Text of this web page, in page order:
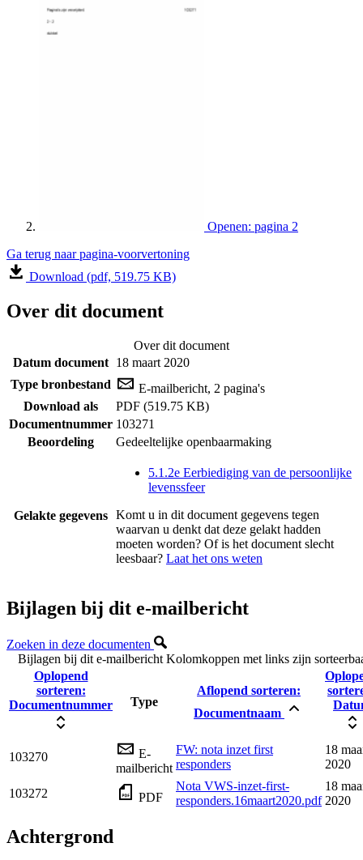
Openen: pagina 2
Ga terug naar pagina-voorvertoning
Download (pdf, 519.75 KB)
Over dit document
Over dit document
Datum document 18 maart 2020
Type bronbestand
E-mailbericht, 2 pagina's
Download als
PDF (519.75 KB)
Documentnummer 103271
Beoordeling
Gedeeltelijke openbaarmaking
Gelakte gegevens
5.1.2e Eerbiediging van de persoonlijke
levenssfeer
Komt u in dit document gegevens tegen
waarvan u denkt dat deze gelakt hadden
moeten worden? Of is het document slecht
leesbaar? Laat het ons weten
Bijlagen bij dit e-mailbericht
Zoeken in deze documenten
Bijlagen bij dit e-mailbericht Kolomkoppen met links zijn
Oplopend
sorteren:
Documentnummer
Type
Aflopend sorteren:
Documentnaam
103270
E-
mailbericht
FW: nota inzet first
responders
18
2020
103272 PDF
Nota VWS-inzet-first-
responders.16maart2020.pdf
18
2020
Achtergrond